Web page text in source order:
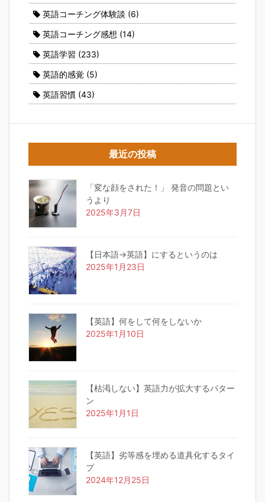
英語コーチング体験談 (6)
英語コーチング感想 (14)
英語学習 (233)
英語的感覚 (5)
英語習慣 (43)
最近の投稿
「変な顔をされた！」 発音の問題とい
うより
2025年3月7日
【日本語→英語】にするというのは
2025年1月23日
【英語】何をして何をしないか
2025年1月10日
【枯渇しない】英語力が拡大するパター
ン
2025年1月1日
【英語】劣等感を埋める道具化するタイ
プ
2024年12月25日